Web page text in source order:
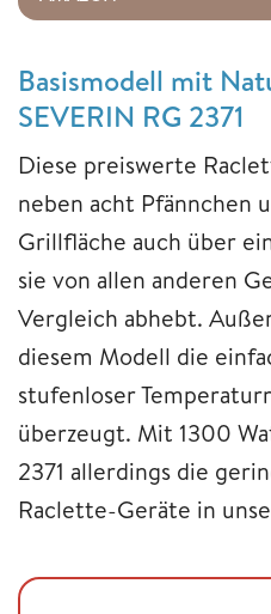
Basismodell mit
SEVERIN RG 2371
Diese preiswerte
neben acht Pfännchen
Grillfläche auch über
sie von allen anderen
Vergleich abhebt.
diesem Modell die
stufenloser
überzeugt. Mit 1300
2371 allerdings die
Raclette-Geräte in